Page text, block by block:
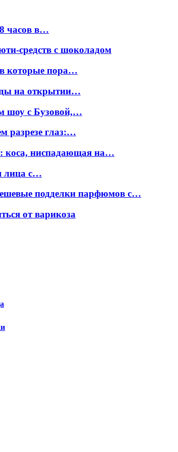
часов в…
средств с шоколадом
в которые пора…
на открытии…
шоу с Бузовой,…
разрезе глаз:…
коса, ниспадающая на…
лица с…
подделки парфюмов с…
от варикоза